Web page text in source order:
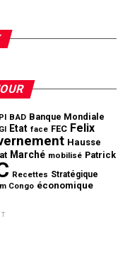
BAD Banque Mondiale
Etat face FEC Felix
Hausse
Marché mobilisé Patrick
Recettes Stratégique
Congo économique